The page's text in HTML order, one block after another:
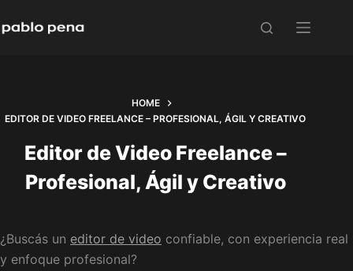
to
HOME
EDITOR DE VIDEO FREELANCE – PROFESIONAL, ÁGIL Y CREATIVO
Editor de Video Freelance –
Profesional, Ágil y Creativo
¿Buscás un editor de video confiable, con experiencia real
y enfoque profesional?